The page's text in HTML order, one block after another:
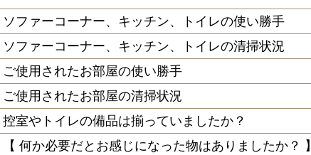
ソファーコーナー、キッチン、トイレの使い勝手
ソファーコーナー、キッチン、トイレの清掃状況
ご使用されたお部屋の使い勝手
ご使用されたお部屋の清掃状況
控室やトイレの備品は揃っていましたか？
【 何か必要だとお感じになった物はありましたか？ 】